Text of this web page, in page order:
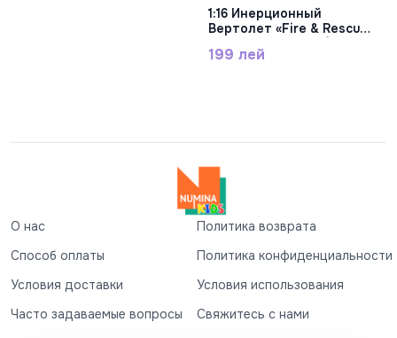
1:16 Инерционный
Вертолет «Fire & Rescue
WY750B
199 лей
О нас
Политика возврата
Способ оплаты
Политика конфиденциальности
Условия доставки
Условия использования
Часто задаваемые вопросы
Свяжитесь с нами